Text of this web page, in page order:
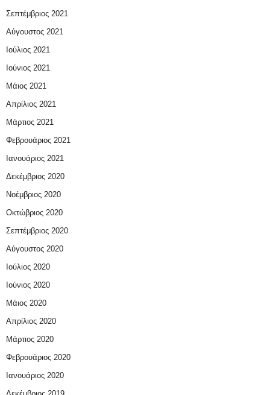
Σεπτέμβριος 2021
Αύγουστος 2021
Ιούλιος 2021
Ιούνιος 2021
Μάιος 2021
Απρίλιος 2021
Μάρτιος 2021
Φεβρουάριος 2021
Ιανουάριος 2021
Δεκέμβριος 2020
Νοέμβριος 2020
Οκτώβριος 2020
Σεπτέμβριος 2020
Αύγουστος 2020
Ιούλιος 2020
Ιούνιος 2020
Μάιος 2020
Απρίλιος 2020
Μάρτιος 2020
Φεβρουάριος 2020
Ιανουάριος 2020